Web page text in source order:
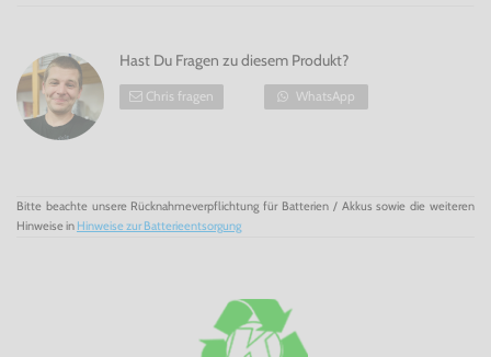
Hast Du Fragen zu diesem Produkt?
Chris fragen WhatsApp
Bitte beachte unsere Rücknahmeverpflichtung für Batterien / Akkus sowie die weiteren
Hinweise in Hinweise zur Batterieentsorgung